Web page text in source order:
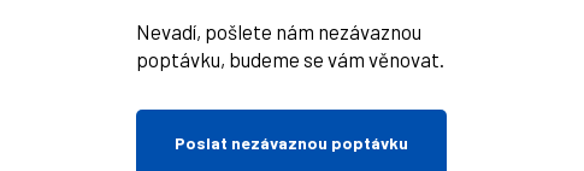
Nevadí, pošlete nám nezávaznou
poptávku, budeme se vám věnovat.
Poslat nezávaznou poptávku